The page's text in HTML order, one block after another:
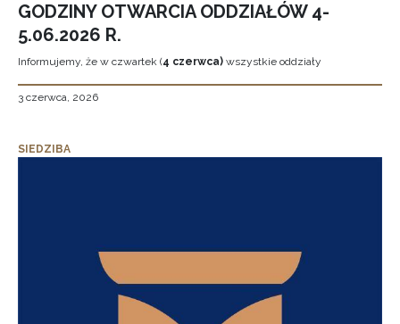
GODZINY OTWARCIA ODDZIAŁÓW 4-
5.06.2026 R.
Informujemy, że w czwartek (4 czerwca) wszystkie oddziały
3 czerwca, 2026
SIEDZIBA